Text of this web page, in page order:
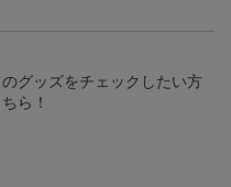
グッズをチェックしたい方
ら！